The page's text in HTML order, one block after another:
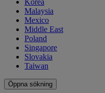
Korea
Malaysia
Mexico
Middle East
Poland
Singapore
Slovakia
Taiwan
Öppna sökning